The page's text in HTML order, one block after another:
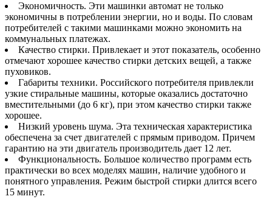
Экономичность. Эти машинки автомат не только
экономичны в потреблении энергии, но и воды. По словам
потребителей с такими машинками можно экономить на
коммунальных платежах.
Качество стирки. Привлекает и этот показатель, особенно
отмечают хорошее качество стирки детских вещей, а также
пуховиков.
Габариты техники. Российского потребителя привлекли
узкие стиральные машины, которые оказались достаточно
вместительными (до 6 кг), при этом качество стирки также
хорошее.
Низкий уровень шума. Эта техническая характеристика
обеспечена за счет двигателей с прямым приводом. Причем
гарантию на эти двигатель производитель дает 12 лет.
Функциональность. Большое количество программ есть
практически во всех моделях машин, наличие удобного и
понятного управления. Режим быстрой стирки длится всего
15 минут.